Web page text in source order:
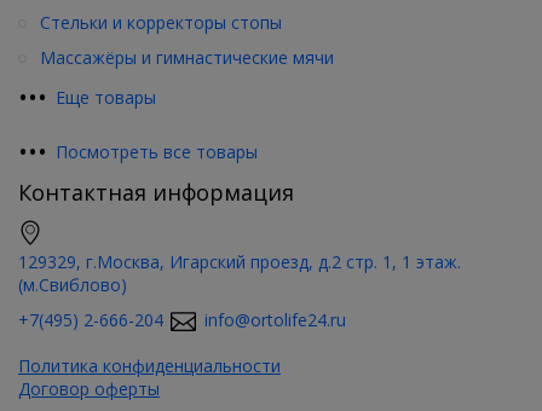
••• Еще товары
Стельки и корректоры стопы
Массажёры и гимнастические мячи
••• Посмотреть все товары
Контактная информация
129329, г.Москва, Игарский проезд, д.2 стр. 1, 1 этаж.
(м.Свиблово)
+7(495) 2-666-204
info@ortolife24.ru
Политика конфиденциальности
Договор оферты